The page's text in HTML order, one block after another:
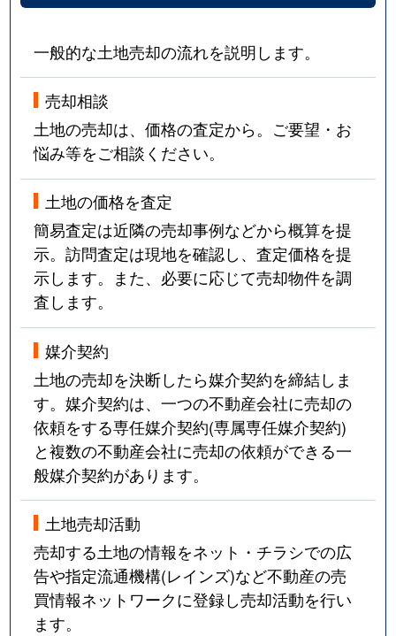
一般的な土地売却の流れを説明します。
売却相談
土地の売却は、価格の査定から。ご要望・お
悩み等をご相談ください。
土地の価格を査定
簡易査定は近隣の売却事例などから概算を提
示。訪問査定は現地を確認し、査定価格を提
示します。また、必要に応じて売却物件を調
査します。
媒介契約
土地の売却を決断したら媒介契約を締結しま
す。媒介契約は、一つの不動産会社に売却の
依頼をする専任媒介契約(専属専任媒介契約)
と複数の不動産会社に売却の依頼ができる一
般媒介契約があります。
土地売却活動
売却する土地の情報をネット・チラシでの広
告や指定流通機構(レインズ)など不動産の売
買情報ネットワークに登録し売却活動を行い
ます。